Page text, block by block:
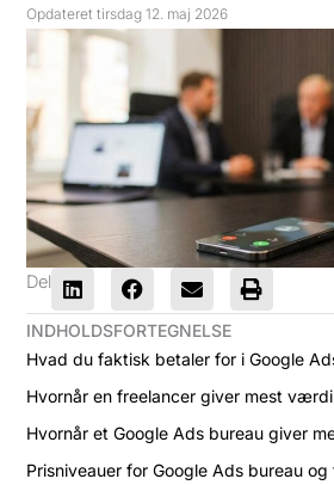
Opdateret tirsdag 12. maj 2026
Del
INDHOLDSFORTEGNELSE
Hvad du faktisk betaler for i Google
Hvornår en freelancer giver mest
Hvornår et Google Ads bureau giver
Prisniveauer for Google Ads bureau